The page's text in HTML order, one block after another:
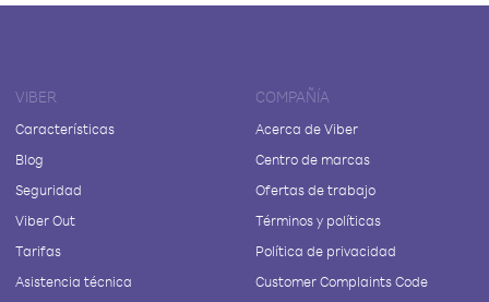
VIBER
Características
Blog
Seguridad
Viber Out
Tarifas
Asistencia técnica
COMPAÑÍA
Acerca de Viber
Centro de marcas
Ofertas de trabajo
Términos y políticas
Política de privacidad
Customer Complaints Code